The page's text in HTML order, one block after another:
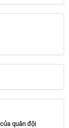
quân đội